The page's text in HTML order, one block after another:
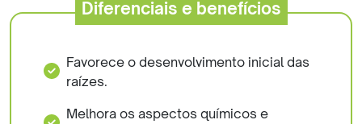
Diferenciais e benefícios
Favorece o desenvolvimento inicial das
raízes.
Melhora os aspectos químicos e